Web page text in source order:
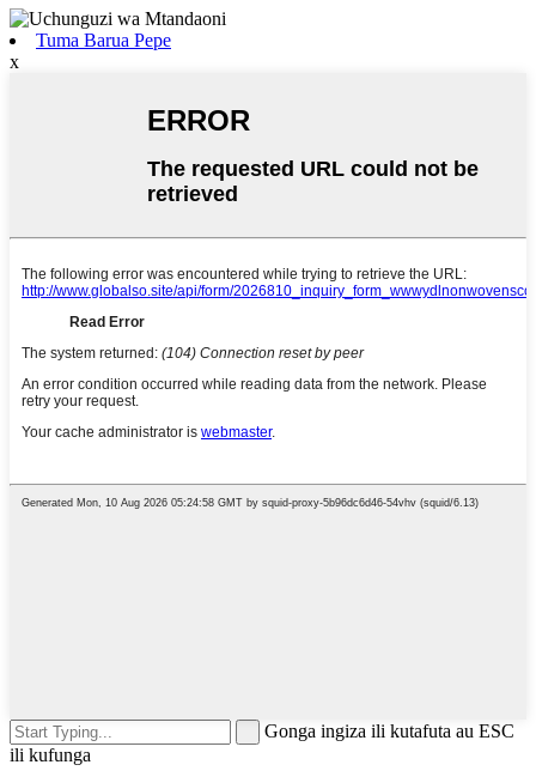
Tuma Barua Pepe
x
Gonga ingiza ili kutafuta au ESC
ili kufunga